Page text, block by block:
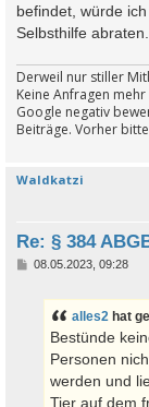
befindet, würde
Selbsthilfe abraten.
Derweil nur stiller
Keine Anfragen
Google negativ
Beiträge. Vorher
Waldkatzi
Re: § 384
B08.05.2023, 09:28
alles2 hat
Bestünde
Personen
werden und
Tier auf dem